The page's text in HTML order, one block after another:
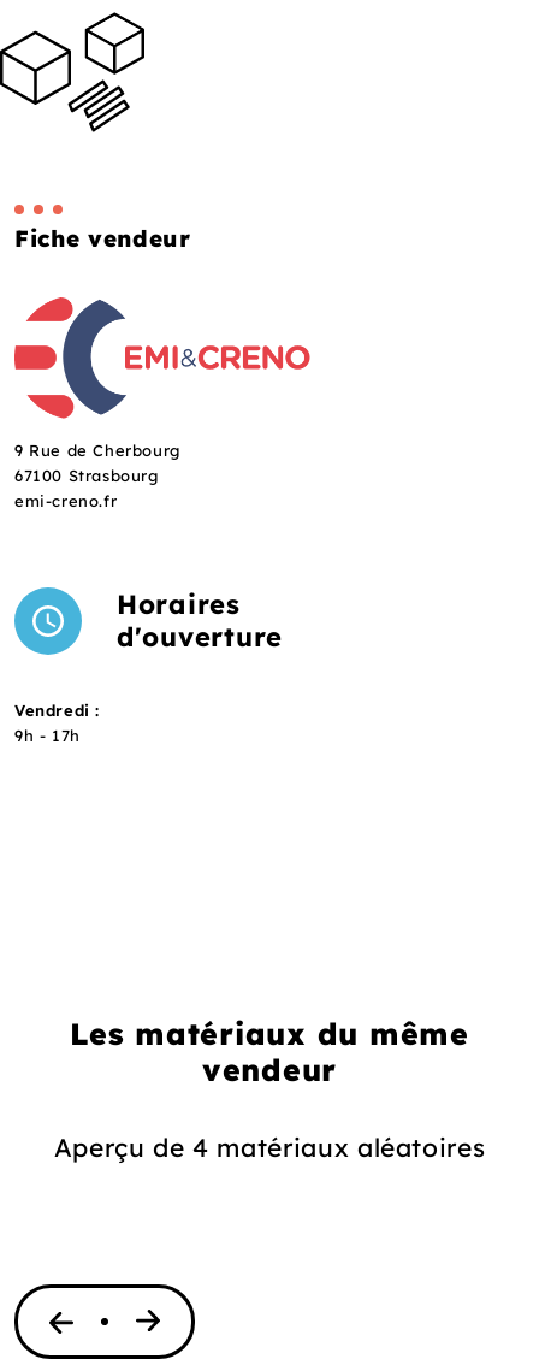
Fiche vendeur
9 Rue de Cherbourg
67100 Strasbourg
emi-creno.fr
Horaires
d'ouverture
Vendredi :
9h - 17h
Les matériaux du même
vendeur
Aperçu de 4 matériaux aléatoires